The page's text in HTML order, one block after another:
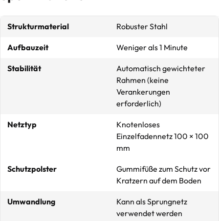
Strukturmaterial Robuster Stahl
Aufbauzeit Weniger als 1 Minute
Stabilität
Automatisch gewichteter
Rahmen (keine
Verankerungen
erforderlich)
Netztyp
Knotenloses
Einzelfadennetz 100 × 100
mm
Schutzpolster
Gummifüße zum Schutz vor
Kratzern auf dem Boden
Umwandlung
Kann als Sprungnetz
verwendet werden